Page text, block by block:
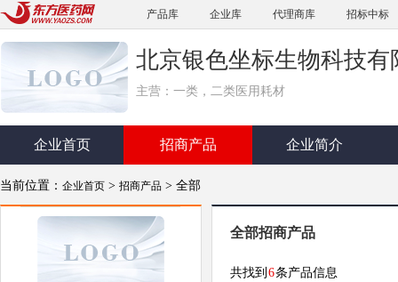
产品库 企业库 代理商库 招标中标
北京银色坐标生物科技有
主营：一类，二类医用耗材
企业首页 招商产品 企业简介
当前位置： 企业首页 > 招商产品 > 全部
全部招商产品
共找到 6条产品信息